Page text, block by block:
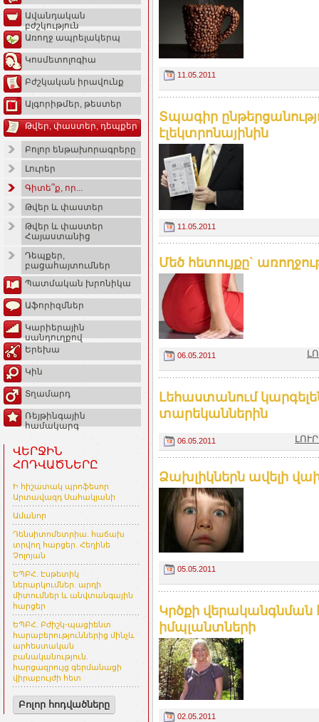
Ավանդական
բժշկություն
Առողջ ապրելակերպ
Կոսմետոլոգիա
Բժշկական իրավունք
Ալգորիթմեր, թեստեր
Թվեր, փաստեր, դեպքեր
Բոլոր ենթախորագրերը
Լուրեր
Գիտե՞ք, որ...
Թվեր և փաստեր
Թվեր և փաստեր
Հայաստանից
Դեպքեր,
բացահայտումներ
Պատմական խրոնիկա
Աֆորիզմներ
Կարիերային
սանդուղքով
Երեխա
Կին
Տղամարդ
Ռեյթինգային
համակարգ
ՎԵՐՋԻՆ
ՀՈԴՎԱԾՆԵՐԸ
Ի հիշատակ պրոֆեսոր
Արտավազդ Սահակյանի
Ամանոր
Դենսիտոմետրիա. հաճախ
տրվող հարցեր. Հեղինե
Չոլոյան
ԵՊԲՀ. Էսթետիկ
ներարկումներ. արդի
միտումներ և անվտանգային
հարցեր
ԵՊԲՀ. Բժիշկ-պացիենտ
հարաբերություններից մինչև
արհեստական
բանականություն.
հարցազրույց գերմանացի
վիրաբույժի հետ
Բոլոր հոդվածները
11.05.2011
Տպագիր
էլեկտրոնայինին
11.05.2011
Մեծ հետույքը`
06.05.2011
Լեհաստանում
տարեկաններին
06.05.2011
Ձախլիկներն ավելի
05.05.2011
Կրծքի վերականգնման
իմպլանտների
02.05.2011